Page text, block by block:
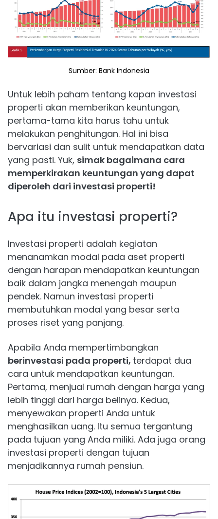
Sumber: Bank Indonesia
Untuk lebih paham tentang kapan investasi
properti akan memberikan keuntungan,
pertama-tama kita harus tahu untuk
melakukan penghitungan. Hal ini bisa
bervariasi dan sulit untuk mendapatkan data
yang pasti. Yuk, simak bagaimana cara
memperkirakan keuntungan yang dapat
diperoleh dari investasi properti!
Apa itu investasi properti?
Investasi properti adalah kegiatan
menanamkan modal pada aset properti
dengan harapan mendapatkan keuntungan
baik dalam jangka menengah maupun
pendek. Namun investasi properti
membutuhkan modal yang besar serta
proses riset yang panjang.
Apabila Anda mempertimbangkan
berinvestasi pada properti, terdapat dua
cara untuk mendapatkan keuntungan.
Pertama, menjual rumah dengan harga yang
lebih tinggi dari harga belinya. Kedua,
menyewakan properti Anda untuk
menghasilkan uang. Itu semua tergantung
pada tujuan yang Anda miliki. Ada juga orang
investasi properti dengan tujuan
menjadikannya rumah pensiun.